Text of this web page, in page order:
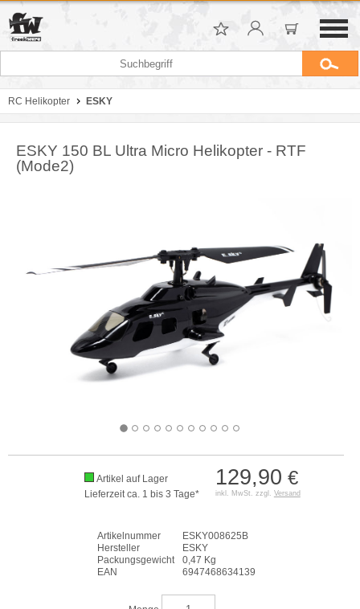
RC Helikopter ESKY
ESKY 150 BL Ultra Micro Helikopter - RTF
(Mode2)
129,90 €
inkl. MwSt. zzgl. Versand
Artikel auf Lager
Lieferzeit ca. 1 bis 3 Tage*
Artikelnummer
ESKY008625B
Hersteller
ESKY
Packungsgewicht
0,47 Kg
EAN
6947468634139